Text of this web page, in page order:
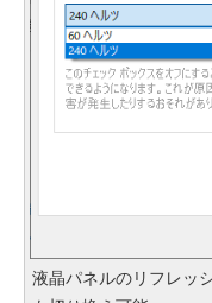
液晶パネルのリフレッ